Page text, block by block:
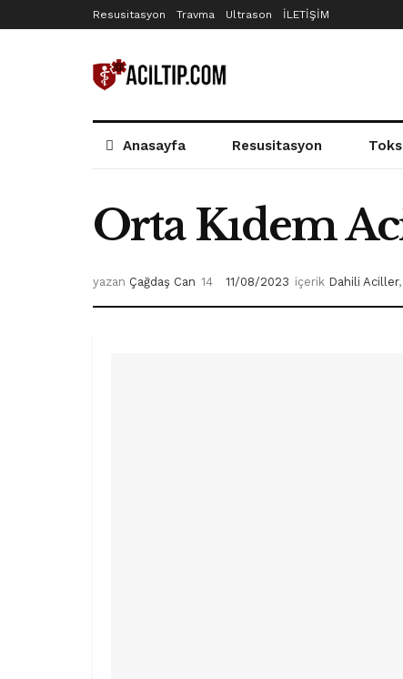
Resusitasyon Travma Ultrason İLETİŞİM
Anasayfa Resusitasyon
Orta Kıdem
yazan Çağdaş Can 11/08/2023 içerik Dahili Aciller,